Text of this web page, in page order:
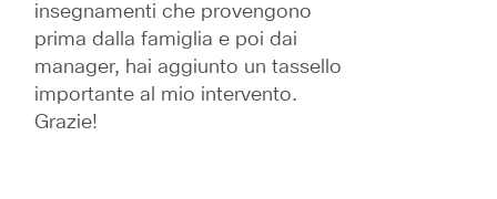
insegnamenti che provengono
prima dalla famiglia e poi dai
manager, hai aggiunto un tassello
importante al mio intervento.
Grazie!